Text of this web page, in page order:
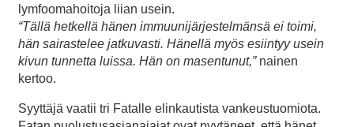
lymfoomahoitoja liian usein.
“Tällä hetkellä hänen immuunijärjestelmänsä ei toimi,
hän sairastelee jatkuvasti. Hänellä myös esiintyy usein
kivun tunnetta luissa. Hän on masentunut,”nainen
kertoo.
Syyttäjä vaatii tri Fatalle elinkautista vankeustuomiota.